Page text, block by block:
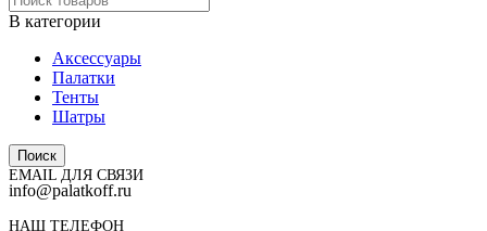
В категории
Аксессуары
Палатки
Тенты
Шатры
Поиск
EMAIL ДЛЯ СВЯЗИ
info@palatkoff.ru
НАШ ТЕЛЕФОН